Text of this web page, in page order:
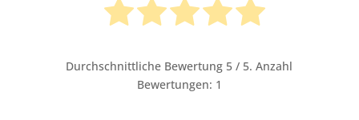
Durchschnittliche Bewertung 5 / 5. Anzahl
Bewertungen: 1